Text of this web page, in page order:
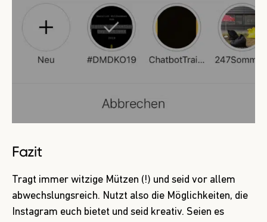
Fazit
Tragt immer witzige Mützen (!) und seid vor allem
abwechslungsreich. Nutzt also die Möglichkeiten, die
Instagram euch bietet und seid kreativ. Seien es